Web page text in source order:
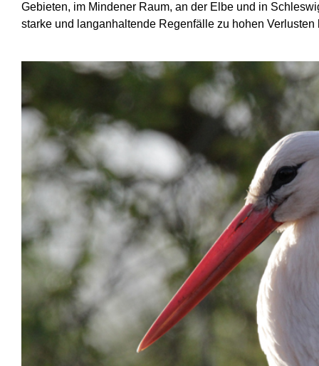
Gebieten, im Mindener Raum, an der Elbe und in
starke und langanhaltende Regenfälle zu hohen